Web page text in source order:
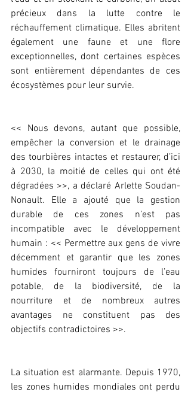
précieux dans la lutte contre le
réchauffement climatique. Elles abritent
également une faune et une flore
exceptionnelles, dont certaines espèces
sont entièrement dépendantes de ces
écosystèmes pour leur survie.
<< Nous devons, autant que possible,
empêcher la conversion et le drainage
des tourbières intactes et restaurer, d’ici
à 2030, la moitié de celles qui ont été
dégradées >>, a déclaré Arlette Soudan-
Nonault. Elle a ajouté que la gestion
durable de ces zones n’est pas
incompatible avec le développement
humain : << Permettre aux gens de vivre
décemment et garantir que les zones
humides fourniront toujours de l’eau
potable, de la biodiversité, de la
nourriture et de nombreux autres
avantages ne constituent pas des
objectifs contradictoires >>.
La situation est alarmante. Depuis 1970,
les zones humides mondiales ont perdu